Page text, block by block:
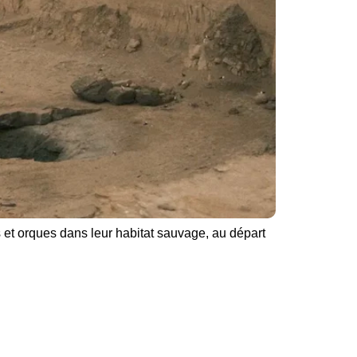
orques dans leur habitat sauvage, au départ